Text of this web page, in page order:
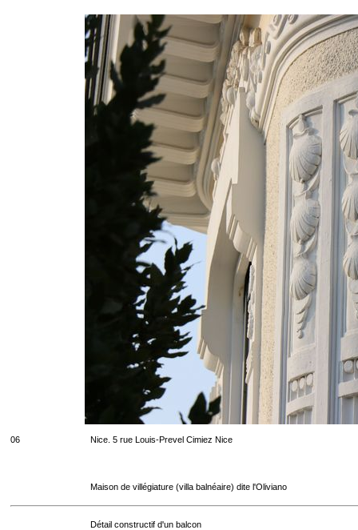
06 Nice. 5 rue Louis-Prevel Cimiez Nice
Maison de villégiature (villa balnéaire) dite l'Oliviano
Détail constructif d'un balcon